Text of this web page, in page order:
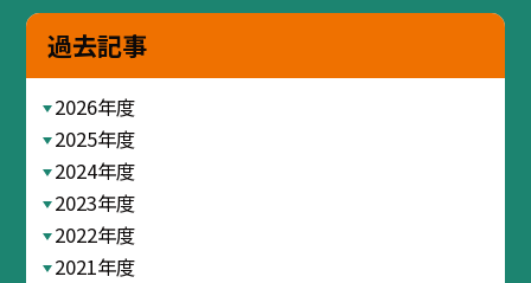
過去記事
2026年度
2025年度
2024年度
2023年度
2022年度
2021年度